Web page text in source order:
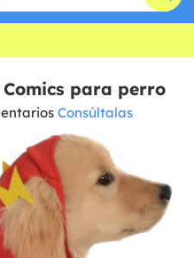
para perro
Consúltalas